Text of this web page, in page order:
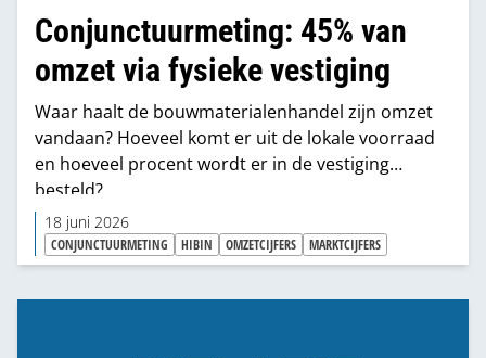
Conjunctuurmeting: 45% van
omzet via fysieke vestiging
Waar haalt de bouwmaterialenhandel zijn omzet
vandaan? Hoeveel komt er uit de lokale voorraad
en hoeveel procent wordt er in de vestiging
besteld?
18 juni 2026
CONJUNCTUURMETING HIBIN OMZETCIJFERS MARKTCIJFERS